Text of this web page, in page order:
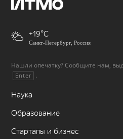
+19
Санкт-Петербург, Россия
Нашли опечатку? Сообщите нам,
Enter .
Наука
Образование
Стартапы и бизнес